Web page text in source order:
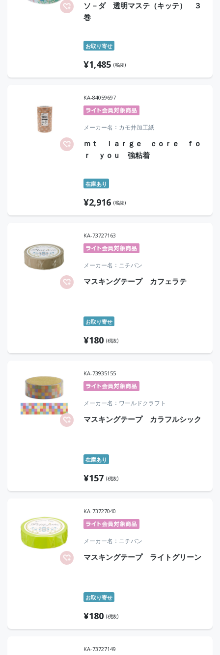
ソ－ダ 透明マステ（キッテ） ３
巻
お取り寄せ
¥1,485 (税抜)
KA-84059697
メーカー名 カモ井加工紙
ｍｔ ｌａｒｇｅ ｃｏｒｅ ｆｏ
ｒ ｙｏｕ 強粘着
在庫あり
¥2,916 (税抜)
KA-73727163
メーカー名 ニチバン
マスキングテープ カフェラテ
お取り寄せ
¥180 (税抜)
KA-73935155
メーカー名 ワールドクラフト
マスキングテープ カラフルシック
在庫あり
¥157 (税抜)
KA-73727040
メーカー名 ニチバン
マスキングテープ ライトグリーン
お取り寄せ
¥180 (税抜)
KA-73727149